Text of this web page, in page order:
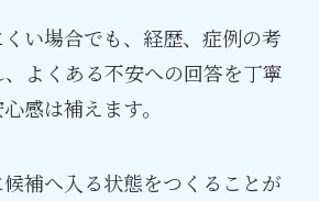
い場合でも、経歴、症例の考
よくある不安への回答を丁寧
感は補えます。
補へ入る状態をつくることが